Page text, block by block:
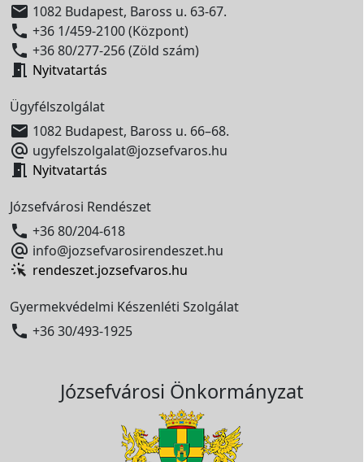
 1082 Budapest, Baross u. 63-67.
 +36 1/459-2100 (Központ)
 +36 80/277-256 (Zöld szám)
 Nyitvatartás
Ügyfélszolgálat
 1082 Budapest, Baross u. 66–68.
 ugyfelszolgalat@jozsefvaros.hu
 Nyitvatartás
Józsefvárosi Rendészet
 +36 80/204-618
 info@jozsefvarosirendeszet.hu
rendeszet.jozsefvaros.hu
Gyermekvédelmi Készenléti Szolgálat
 +36 30/493-1925
Józsefvárosi Önkormányzat